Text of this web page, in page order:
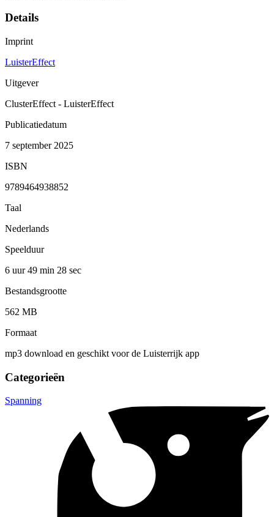
Details
Imprint
LuisterEffect
Uitgever
ClusterEffect - LuisterEffect
Publicatiedatum
7 september 2025
ISBN
9789464938852
Taal
Nederlands
Speelduur
6 uur 49 min 28 sec
Bestandsgrootte
562 MB
Formaat
mp3 download en geschikt voor de Luisterrijk app
Categorieën
Spanning